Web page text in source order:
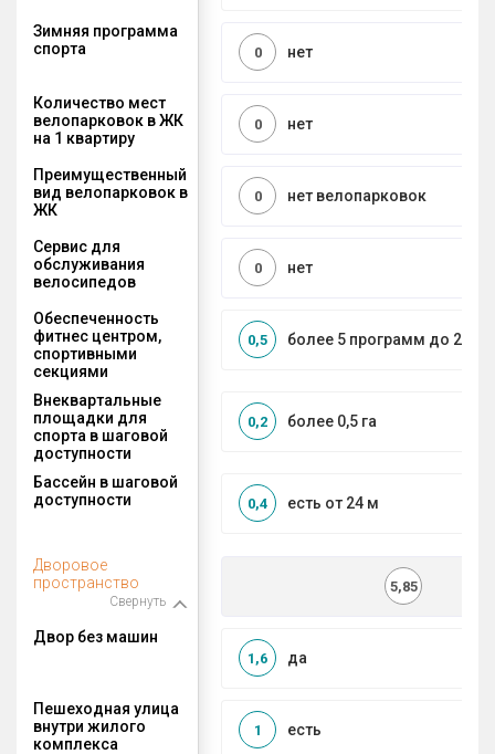
Зимняя программа
спорта
нет
0
Количество мест
велопарковок в ЖК
на 1 квартиру
нет
0
Преимущественный
вид велопарковок в
ЖК
нет велопарковок
0
Сервис для
обслуживания
велосипедов
нет
0
Обеспеченность
фитнес центром,
спортивными
секциями
более 5 программ до 2 км
0,5
Внеквартальные
площадки для
спорта в шаговой
доступности
более 0,5 га
0,2
Бассейн в шаговой
доступности
есть от 24 м
0,4
Дворовое
пространство
Свернуть
5,85
Двор без машин
да
1,6
Пешеходная улица
внутри жилого
комплекса
есть
1